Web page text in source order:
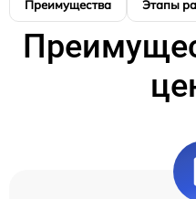
Преимущества Этапы